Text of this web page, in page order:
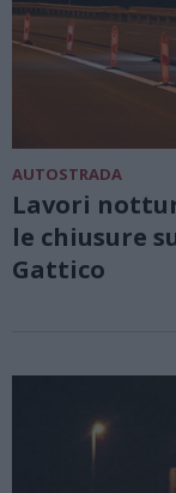
AUTOSTRADA
Lavori
le chiusure
Gattico